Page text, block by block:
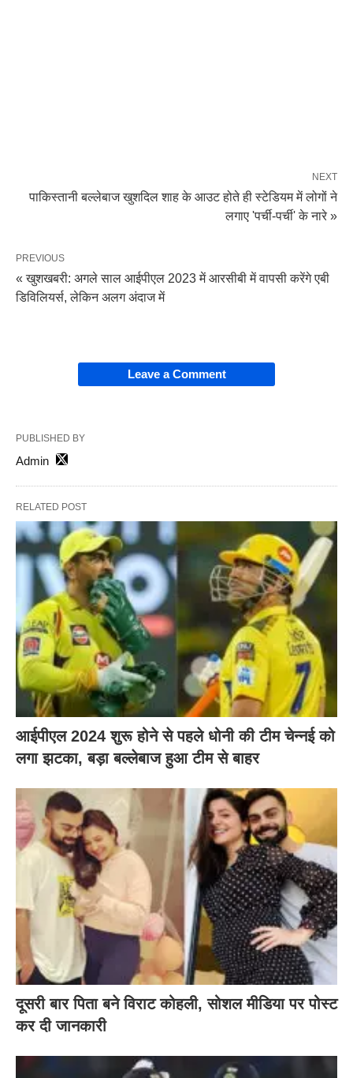
NEXT
पाकिस्तानी बल्लेबाज खुशदिल शाह के आउट होते ही स्टेडियम में लोगों ने
लगाए 'पर्ची-पर्ची' के नारे »
PREVIOUS
« खुशखबरी: अगले साल आईपीएल 2023 में आरसीबी में वापसी करेंगे एबी
डिविलियर्स, लेकिन अलग अंदाज में
Leave a Comment
PUBLISHED BY
Admin
RELATED POST
आईपीएल 2024 शुरू होने से पहले धोनी की टीम चेन्नई को
लगा झटका, बड़ा बल्लेबाज हुआ टीम से बाहर
दूसरी बार‌ पिता बने विराट कोहली, सोशल मीडिया पर पोस्ट
कर दी‌ जानकारी